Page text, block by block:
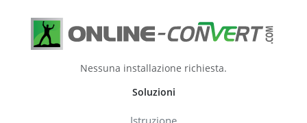
Nessuna installazione richiesta.
Soluzioni
Istruzione